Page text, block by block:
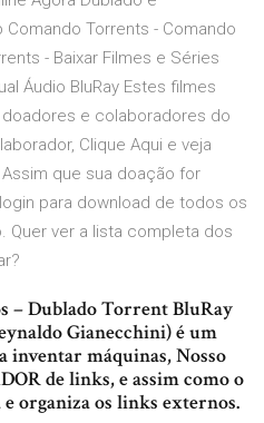
Torrents - Comando
- Baixar Filmes e Séries
Áudio BluRay Estes filmes
e colaboradores do
Clique Aqui e veja
que sua doação for
para download de todos os
ver a lista completa dos
– Dublado Torrent BluRay
Gianecchini) é um
inventar máquinas, Nosso
de links, e assim como o
e organiza os links externos.